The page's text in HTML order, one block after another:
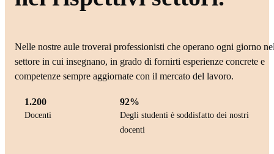
Nelle nostre aule troverai professionisti che operano ogni giorno
settore in cui insegnano, in grado di fornirti esperienze concrete e
competenze sempre aggiornate con il mercato del lavoro.
1.200
Docenti
92%
Degli studenti è soddisfatto dei nostri
docenti